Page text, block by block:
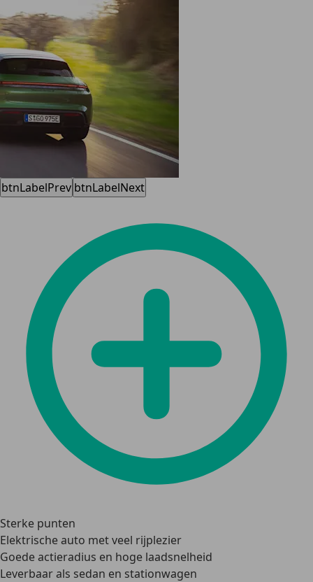
btnLabelPrev btnLabelNext
Sterke punten
Elektrische auto met veel rijplezier
Goede actieradius en hoge laadsnelheid
Leverbaar als sedan en stationwagen